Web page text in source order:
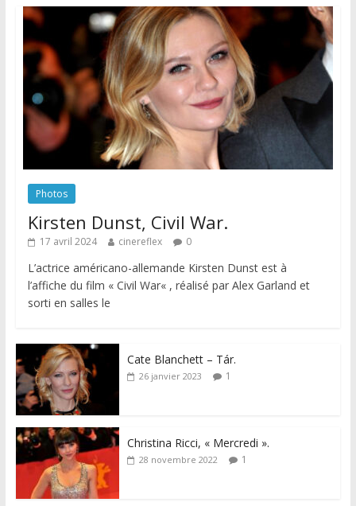
Photos
Kirsten Dunst, Civil War.
17 avril 2024 cinereflex 0
L’actrice américano-allemande Kirsten Dunst est à
l’affiche du film « Civil War« , réalisé par Alex Garland et
sorti en salles le
Cate Blanchett – Tár.
26 janvier 2023 1
Christina Ricci, « Mercredi ».
28 novembre 2022 1